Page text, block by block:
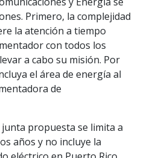
Primero, la complejidad
la atención a tiempo
con todos los
a cabo su misión. Por
el área de energía al
de
propuesta se limita a
años y no incluye la